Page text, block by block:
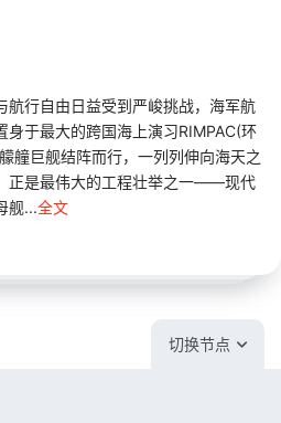
行自由日益受到严峻挑战，海军航
身于最大的跨国海上演习RIMPAC(环
艟巨舰结阵而行，一列列伸向海天之
正是最伟大的工程壮举之一——现代
舰...全文
切换节点